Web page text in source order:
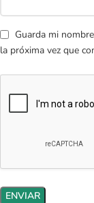
Guarda mi
la próxima vez que